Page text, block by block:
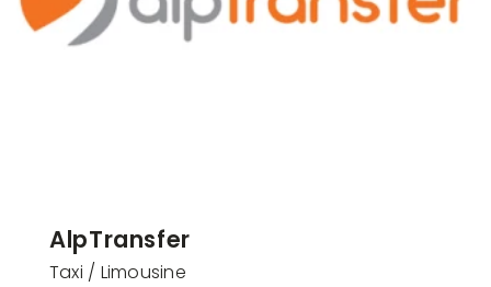
AlpTransfer
Taxi / Limousine